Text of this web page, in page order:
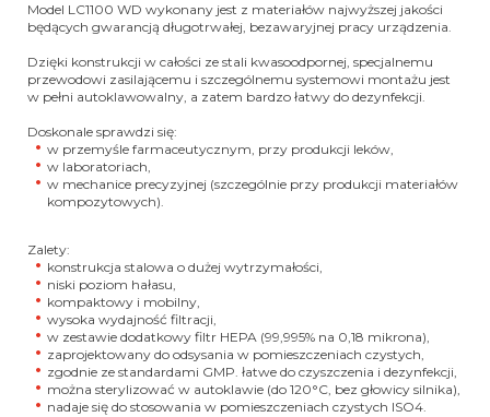
Model LC1100 WD wykonany jest z materiałów najwyższej jakości
będących gwarancją długotrwałej, bezawaryjnej pracy urządzenia.
Dzięki konstrukcji w całości ze stali kwasoodpornej, specjalnemu
przewodowi zasilającemu i szczególnemu systemowi montażu jest
w pełni autoklawowalny, a zatem bardzo łatwy do dezynfekcji.
Doskonale sprawdzi się:
w przemyśle farmaceutycznym, przy produkcji leków,
w laboratoriach,
w mechanice precyzyjnej (szczególnie przy produkcji materiałów
kompozytowych).
Zalety:
konstrukcja stalowa o dużej wytrzymałości,
niski poziom hałasu,
kompaktowy i mobilny,
wysoka wydajność filtracji,
w zestawie dodatkowy filtr HEPA (99,995% na 0,18 mikrona),
zaprojektowany do odsysania w pomieszczeniach czystych,
zgodnie ze standardami GMP. łatwe do czyszczenia i dezynfekcji,
można sterylizować w autoklawie (do 120°C, bez głowicy silnika),
nadaje się do stosowania w pomieszczeniach czystych ISO4.